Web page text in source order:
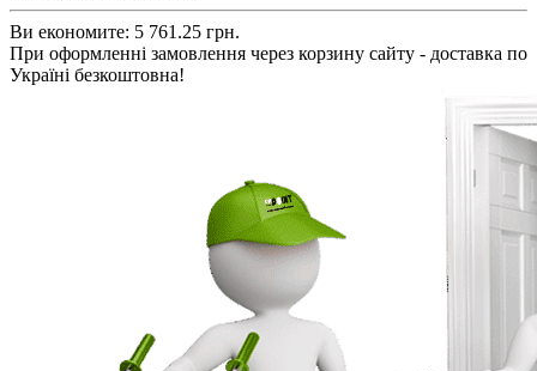
Ви економите: 5 761.25 грн.
При оформленні замовлення через корзину сайту - доставка по
Україні безкоштовна!